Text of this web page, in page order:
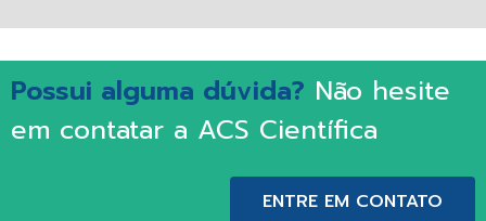
Possui alguma dúvida? Não hesite
em contatar a ACS Científica
ENTRE EM CONTATO